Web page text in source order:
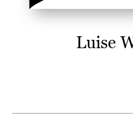
Luise